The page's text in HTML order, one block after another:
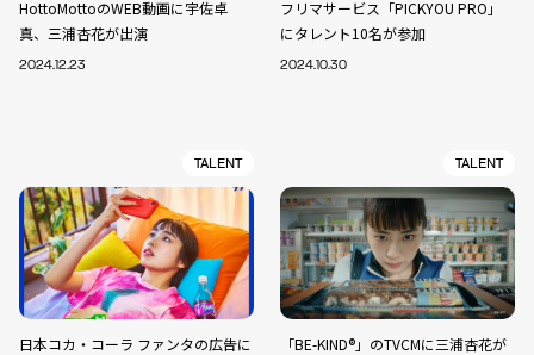
HottoMottoのWEB動画に宇佐卓
真、三浦杏花が出演
2024.12.23
フリマサービス「PICKYOU PRO」
にタレント10名が参加
2024.10.30
TALENT
日本コカ・コーラ ファンタの広告に
TALENT
「BE-KIND®︎」のTVCMに三浦杏花が